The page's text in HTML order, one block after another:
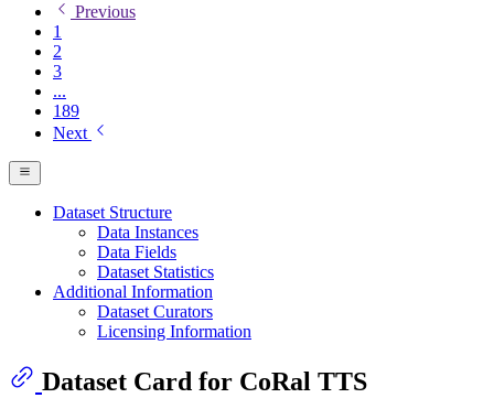
Previous
1
2
3
...
189
Next
Dataset Structure
Data Instances
Data Fields
Dataset Statistics
Additional Information
Dataset Curators
Licensing Information
Dataset Card for CoRal TTS